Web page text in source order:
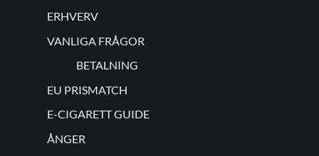
ERHVERV
VANLIGA FRÅGOR
BETALNING
EU PRISMATCH
E-CIGARETT GUIDE
ÅNGER